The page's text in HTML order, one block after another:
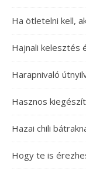
Ha ötletelni kell,
Hajnali kelesztés
Harapnivaló
Hasznos
Hazai chili
Hogy te is